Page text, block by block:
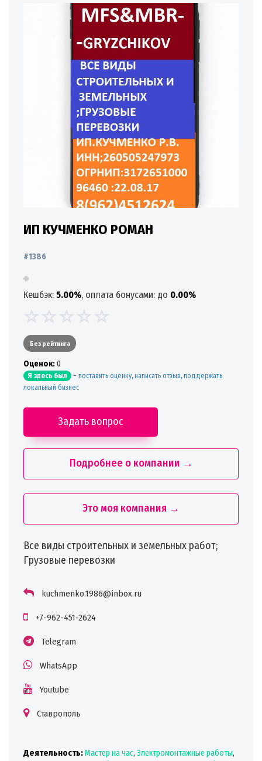
ИП КУЧМЕНКО РОМАН
#1386
Кешбэк: 5.00%, оплата бонусами: до 0.00%
Без рейтинга
Oценок:0
Я здесь был - поставить оценку, написать отзыв, поддержать
локальный бизнес
Задать вопрос
Подробнее о компании →
Это моя компания →
Все виды строительных и земельных работ;
Грузовые перевозки
kuchmenko.1986@inbox.ru
+7-962-451-2624
Telegram
WhatsApp
Youtube
Ставрополь
Деятельность:Мастер на час, Электромонтажные работы,